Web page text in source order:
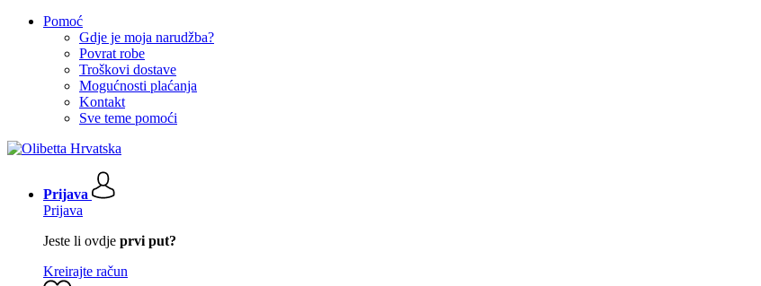
Pomoć
Gdje je moja narudžba?
Povrat robe
Troškovi dostave
Mogućnosti plaćanja
Kontakt
Sve teme pomoći
Prijava
Prijava
Jeste li ovdje prvi put?
Kreirajte račun